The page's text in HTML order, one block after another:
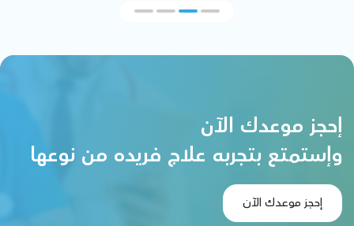
إحجز موعدك الآن
وإستمتع بتجربه علاج فريده من نوعها
إحجز موعدك الآن